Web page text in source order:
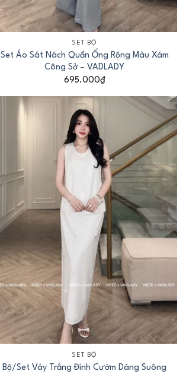
+
SET BỘ
Set Áo Sát Nách Quần Ống Rộng Màu Xám
Công Sở – VADLADY
695.000₫
SET BỘ
Bộ/Set Váy Trắng Đính Cườm Dáng Suông